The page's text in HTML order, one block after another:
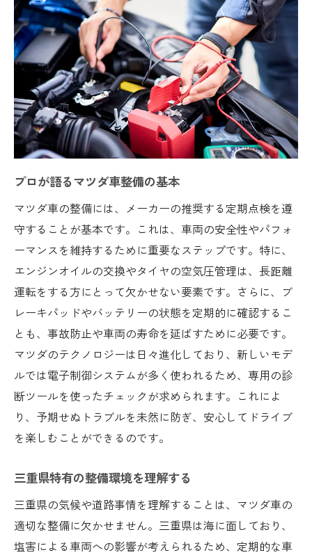
地域の道路状況に対応するタイヤ選び
エンジン性能を最大限に引き出す整備術
燃費向上のための具体的な整備アプローチ
三重県での長距離ドライブに備えた整備ポ
イント
地域特有の汚れや腐食対策
プロが教える三重県でのマツダ車メンテナンス
響
定期的なプロの点検のメリット
信頼できる整備工場の選び方
メンテナンス履歴を残すことの重要性
プロのアドバイスを活用する方法
三重県の気候に対応したマツダ車の整備戦略
冬季の整備ポイントと安全対策
夏季に注意すべきエンジンの過熱防止法
雨季に備えた排水系統の点検方法
気象変動への対応策と整備
地域特有の湿度対策とその実践
マツダ車の寿命を延ばすための三重県でのメン
テナンス術
プロが語るマツダ車整備の基本
マツダ車の整備には、メーカーの推奨する定期点検を遵
守することが基本です。これは、車両の安全性やパフォ
ーマンスを維持するために重要なステップです。特に、
エンジンオイルの交換やタイヤの空気圧管理は、長距離
運転をする方にとって欠かせない要素です。さらに、ブ
レーキパッドやバッテリーの状態を定期的に確認するこ
とも、事故防止や車両の寿命を延ばすために必要です。
マツダのテクノロジーは日々進化しており、新しいモデ
ルでは電子制御システムが多く使われるため、専用の診
断ツールを使ったチェックが求められます。これによ
り、予期せぬトラブルを未然に防ぎ、安心してドライブ
を楽しむことができるのです。
三重県特有の整備環境を理解する
三重県の気候や道路事情を理解することは、マツダ車の
適切な整備に欠かせません。三重県は海に面しており、
塩害による車両への影響が考えられるため、定期的な車